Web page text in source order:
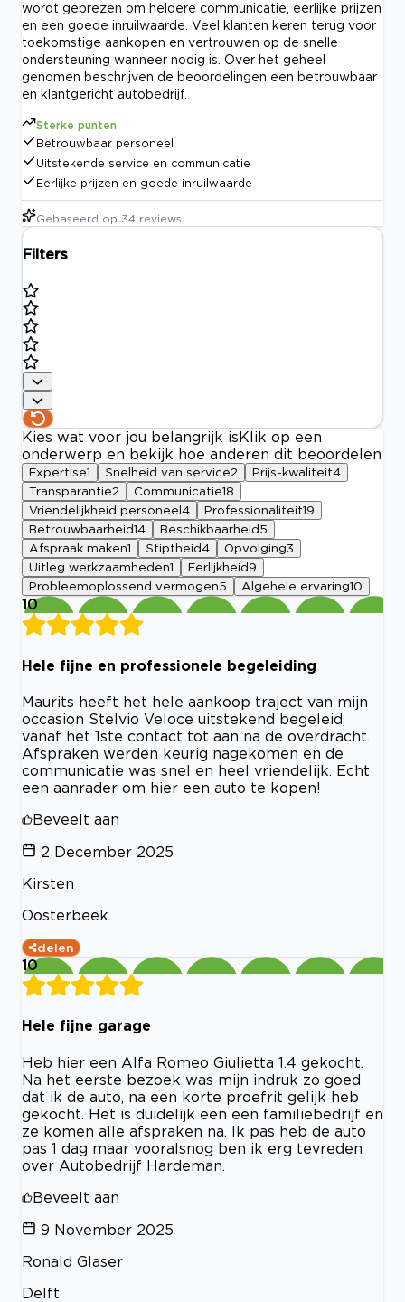
wordt geprezen om heldere communicatie, eerlijke prijzen
en een goede inruilwaarde. Veel klanten keren terug voor
toekomstige aankopen en vertrouwen op de snelle
ondersteuning wanneer nodig is. Over het geheel
genomen beschrijven de beoordelingen een betrouwbaar
en klantgericht autobedrijf.
Sterke punten
Betrouwbaar personeel
Uitstekende service en communicatie
Eerlijke prijzen en goede inruilwaarde
Gebaseerd op 34 reviews
Filters
Kies wat voor jou belangrijk is Klik op een
onderwerp en bekijk hoe anderen dit beoordelen
Expertise1 Snelheid van service2 Prijs-kwaliteit4
Transparantie2 Communicatie18
Vriendelijkheid personeel 4 Professionaliteit19
Betrouwbaarheid14 Beschikbaarheid 5
Afspraak maken1 Stiptheid4 Opvolging3
Uitleg werkzaamheden1 Eerlijkheid 9
Probleemoplossend vermogen5 Algehele ervaring10
10
Hele fijne en professionele begeleiding
Maurits heeft het hele aankoop traject van mijn
occasion Stelvio Veloce uitstekend begeleid,
vanaf het 1ste contact tot aan na de overdracht.
Afspraken werden keurig nagekomen en de
communicatie was snel en heel vriendelijk. Echt
een aanrader om hier een auto te kopen!
Beveelt aan
2 December 2025
Kirsten
Oosterbeek
delen
10
Hele fijne garage
Heb hier een Alfa Romeo Giulietta 1.4 gekocht.
Na het eerste bezoek was mijn indruk zo goed
dat ik de auto, na een korte proefrit gelijk heb
gekocht. Het is duidelijk een een familiebedrijf en
ze komen alle afspraken na. Ik pas heb de auto
pas 1 dag maar vooralsnog ben ik erg tevreden
over Autobedrijf Hardeman.
Beveelt aan
9 November 2025
Ronald Glaser
Delft